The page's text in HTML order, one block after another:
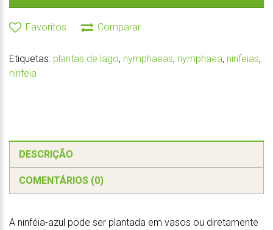
Favoritos Comparar
Etiquetas: plantas de lago, nymphaeas, nymphaea, ninfeias,
ninfeia
DESCRIÇÃO
COMENTÁRIOS (0)
A ninféia-azul pode ser plantada em vasos ou diretamente